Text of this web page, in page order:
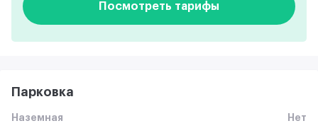
Посмотреть тарифы
Парковка
Наземная Нет